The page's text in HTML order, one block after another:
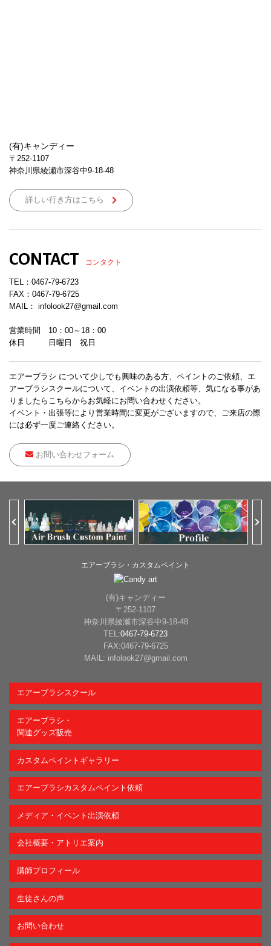
(有)キャンディー
〒252-1107
神奈川県綾瀬市深谷中9-18-48
詳しい行き方はこちら
CONTACT コンタクト
TEL： 0467-79-6723
FAX：0467-79-6725
MAIL： infolook27@gmail.com
営業時間 10：00～18：00
休日 日曜日 祝日
エアーブラシ について少しでも興味のある方、ペイントのご依頼、エ
アーブラシスクールについて、イベントの出演依頼等、気になる事があ
りましたらこちらからお気軽にお問い合わせください。
イベント・出張等により営業時間に変更がございますので、ご来店の際
には必ず一度ご連絡ください。
お問い合わせフォーム
Previous
エアーブラシ・カスタムペイント
(有)キャンディー
〒252-1107
神奈川県綾瀬市深谷中9-18-48
TEL:0467-79-6723
FAX:0467-79-6725
MAIL: infolook27@gmail.com
エアーブラシスクール
エアーブラシ・
関連グッズ販売
カスタムペイントギャラリー
エアーブラシカスタムペイント依頼
メディア・イベント出演依頼
会社概要・アトリエ案内
講師プロフィール
生徒さんの声
お問い合わせ